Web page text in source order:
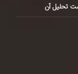
تحلیل آن